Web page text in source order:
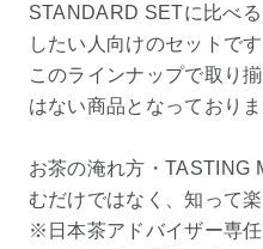
STANDARD SETに比べ
したい人向けのセットです
このラインナップで取り
はない商品となっておりま
お茶の淹れ方・TASTING
むだけではなく、知って
※日本茶アドバイザー専